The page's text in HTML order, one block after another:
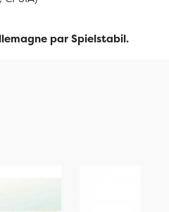
par Spielstabil.